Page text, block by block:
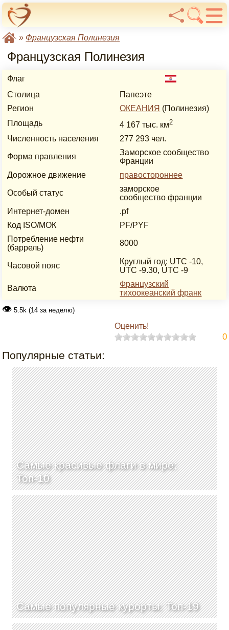
» Французская Полинезия
Французская Полинезия
Флаг
Столица
Папеэте
Регион
ОКЕАНИЯ (Полинезия)
Площадь
4 167 тыс. км2
Численность населения 277 293 чел.
Форма правления
Заморское сообщество
Франции
Дорожное движение
правостороннее
Особый статус
заморское
сообщество франции
Интернет-домен
.pf
Код ISO/МОК
PF/PYF
Потребление нефти
(баррель)
8000
Часовой пояс
Круглый год: UTC -10,
UTC -9.30, UTC -9
Валюта
Французский
тихоокеанский франк
👁 5.5k (14 за неделю)
Оценить!
0
Популярные статьи:
Самые красивые флаги в мире:
Топ-10
Самые популярные курорты: Топ-19